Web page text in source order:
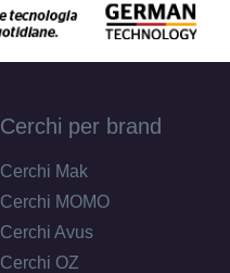
Cerchi per brand
Cerchi Mak
Cerchi MOMO
Cerchi Avus
Cerchi OZ